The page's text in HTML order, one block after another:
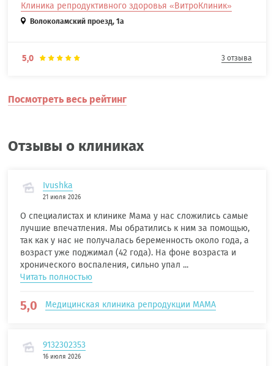
Клиника репродуктивного здоровья «ВитроКлиник»
Волоколамский проезд, 1а
5,0 3 отзыва
Посмотреть весь рейтинг
Отзывы о клиниках
Ivushka
21 июля 2026
О специалистах и клинике Мама у нас сложились самые
лучшие впечатления. Мы обратились к ним за помощью,
так как у нас не получалась беременность около года, а
возраст уже поджимал (42 года). На фоне возраста и
хронического воспаления, сильно упал ...
Читать полностью
5,0 Медицинская клиника репродукции МАМА
9132302353
16 июля 2026